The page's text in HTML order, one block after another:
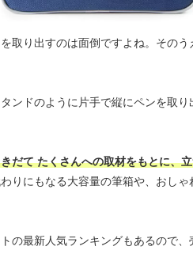
取り出すのは面倒ですよね。その
ンドのように片手で縦にペンを取
だて たくさんへの取材をもとに、
りにもなる大容量の筆箱や、おし
の最新人気ランキングもあるので